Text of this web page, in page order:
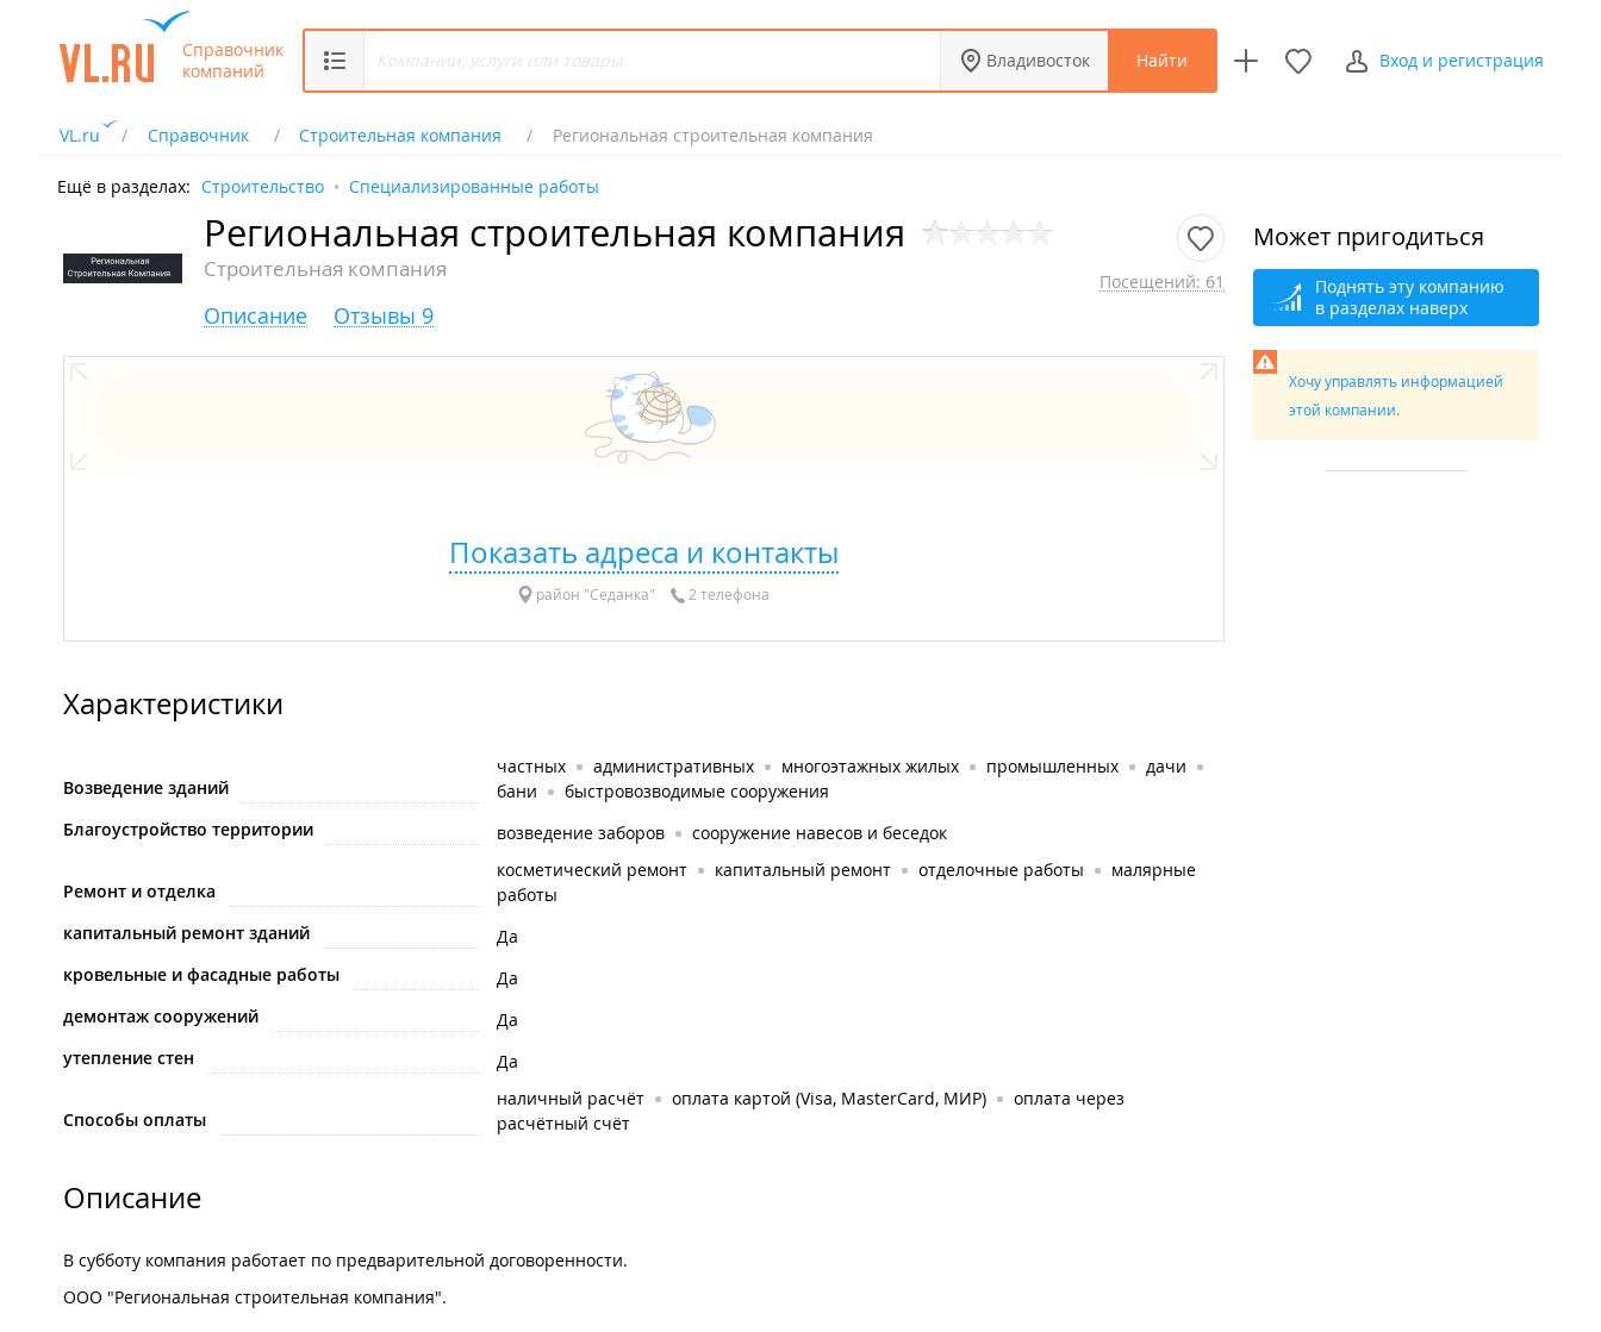
Справочник
компаний
Владивосток Найти Вход и регистрация
VL.ru Справочник Строительная компания Региональная строительная компания
Ещё в разделах: Строительство Специализированные работы
Региональная строительная компания
Строительная компания Посещений: 61
Описание Отзывы 9
Показать адреса и контакты
район "Седанка" 2 телефона
Характеристики
Возведение зданий
частных административных многоэтажных жилых промышленных
дачи
бани
быстровозводимые сооружения
Благоустройство территории
возведение заборов сооружение навесов и беседок
Ремонт и отделка
косметический ремонт капитальный ремонт отделочные работы
малярные
работы
капитальный ремонт зданий
Да
кровельные и фасадные работы
Да
демонтаж сооружений
Да
утепление стен
Да
Способы оплаты
наличный расчёт оплата картой (Visa, MasterCard, МИР)
оплата через
расчётный счёт
Описание
В субботу компания работает по предварительной договоренности.
ООО "Региональная строительная компания".
Может пригодиться
Поднять эту компанию
в разделах наверх
Хочу управлять информацией
этой компании.